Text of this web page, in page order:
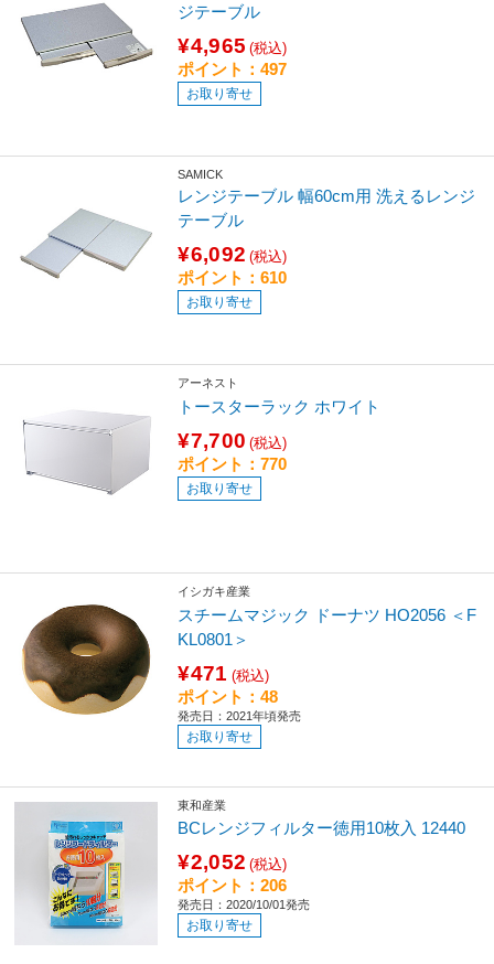
ジテーブル
¥4,965 (税込)
ポイント：497
お取り寄せ
SAMICK
レンジテーブル 幅60cm用 洗えるレンジ
テーブル
¥6,092 (税込)
ポイント：610
お取り寄せ
アーネスト
トースターラック ホワイト
¥7,700 (税込)
ポイント：770
お取り寄せ
イシガキ産業
スチームマジック ドーナツ HO2056 ＜F
KL0801＞
¥471 (税込)
ポイント：48
発売日：2021年頃発売
お取り寄せ
東和産業
BCレンジフィルター徳用10枚入 12440
¥2,052 (税込)
ポイント：206
発売日：2020/10/01発売
お取り寄せ